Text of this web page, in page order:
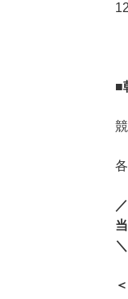
■
／
＼